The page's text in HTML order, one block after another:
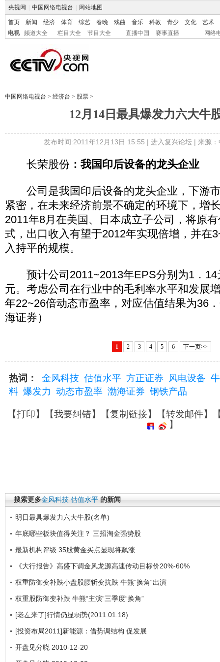
央视网 中国网络电视台 网站地图
首页 新闻 经济 体育 综艺 春晚 戏曲 音乐 科教 青少 文化
艺术
电视
频道大全 栏目大全 节目大全 直播中国 赛事直播 网络
中国网络电视台 > 经济台 > 股票 >
12月14日最具爆发力六大牛
发布时间:2011年12月13日 15:55 | 进入复兴论坛| 来源
长荣股份 ：我国印后设备的龙头企业
公司是我国印后设备的龙头企业，下游
紧密，在未来经济前景不确定的环境下，增
2011年8月在美国、日本成立子公司，将原
式，出口收入有望于2012年实现倍增，并在
入持平的规模。
预计公司2011~2013年EPS分别为1．14
元。考虑公司在行业中的毛利率水平和发展
年22~26倍动态市盈率，对应估值结果为36
海证券）
1 2 3 4 5 6 下一页>>
热词： 金风科技 估值水平 方正证券 风电设备
料 爆发力 动态市盈率 渤海证券 钢铁产品
【打印】【我要纠错】【复制链接】【转发邮件】
】
搜索更多金风科技 估值水平 的新闻
明日最具爆发力六大牛股(名单)
年底哪些板块值得关注？ 三招淘金强势股
最新机构评级 35股黄金买点显现将飙涨
《大行报告》高盛下调金风龙源高速传动目标价20%-60%
权重防御变补跌小盘股腰斩变抗跌 牛熊“换角“出演
权重股防御变补跌 牛熊“主演”三季度“换角”
[老左来了]行情仍显弱势(2011.01.18)
[投资布局2011]新能源：借势调结构 促发展
开盘见分晓 2010-12-20